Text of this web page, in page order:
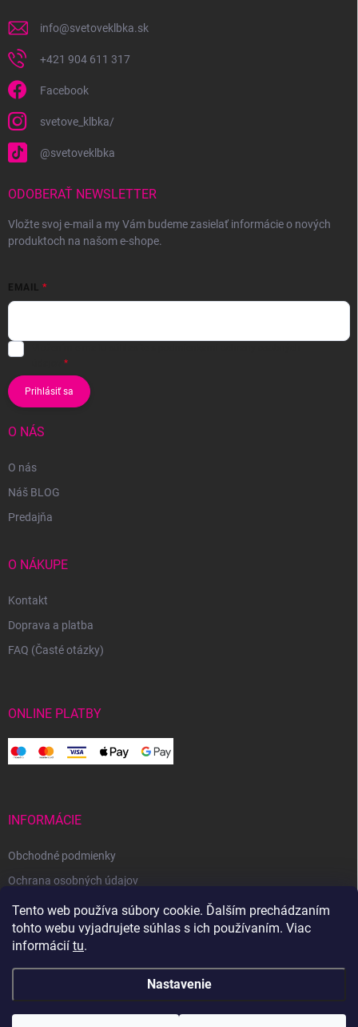
Tento web používa súbory cookie. Ďalším prechádzaním
tohto webu vyjadrujete súhlas s ich používaním. Viac
informácií tu.
Nastavenie
info@svetoveklbka.sk
+421 904 611 317
Facebook
svetove_klbka/
@svetoveklbka
ODOBERAŤ NEWSLETTER
Vložte svoj e-mail a my Vám budeme zasielať informácie o nových
produktoch na našom e-shope.
EMAIL
Prihlásiť sa
O NÁS
O nás
Náš BLOG
Predajňa
O NÁKUPE
Kontakt
Doprava a platba
FAQ (Časté otázky)
ONLINE PLATBY
INFORMÁCIE
Obchodné podmienky
Ochrana osobných údajov
Reklamačný poriadok
Odstúpenie od zmluvy